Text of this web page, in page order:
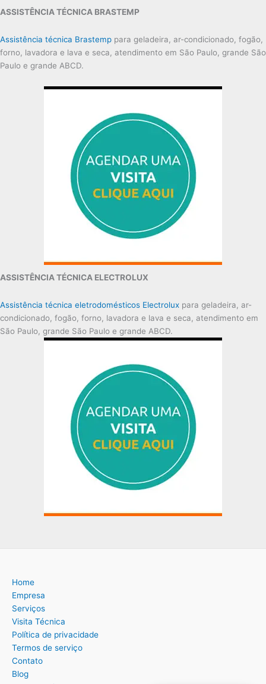
ASSISTÊNCIA TÉCNICA BRASTEMP
Assistência técnica Brastemp para geladeira, ar-condicionado, fogão,
forno, lavadora e lava e seca, atendimento em São Paulo, grande São
Paulo e grande ABCD.
ASSISTÊNCIA TÉCNICA ELECTROLUX
Assistência técnica eletrodomésticos Electrolux para geladeira, ar-
condicionado, fogão, forno, lavadora e lava e seca, atendimento em
São Paulo, grande São Paulo e grande ABCD.
Home
Empresa
Serviços
Visita Técnica
Política de privacidade
Termos de serviço
Contato
Blog